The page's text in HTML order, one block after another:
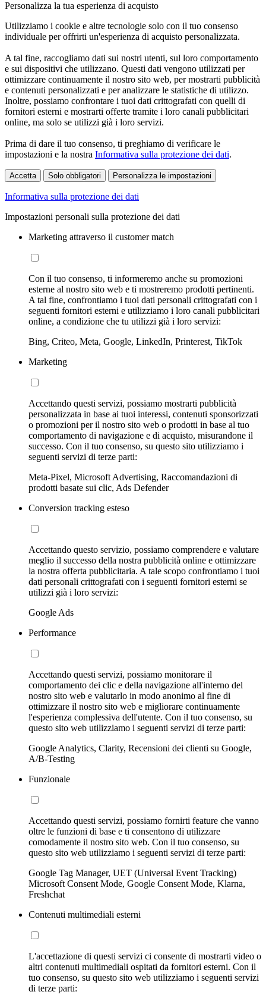
Personalizza la tua esperienza di acquisto
Utilizziamo i cookie e altre tecnologie solo con il tuo consenso
individuale per offrirti un'esperienza di acquisto personalizzata.
A tal fine, raccogliamo dati sui nostri utenti, sul loro comportamento
e sui dispositivi che utilizzano. Questi dati vengono utilizzati per
ottimizzare continuamente il nostro sito web, per mostrarti pubblicità
e contenuti personalizzati e per analizzare le statistiche di utilizzo.
Inoltre, possiamo confrontare i tuoi dati crittografati con quelli di
fornitori esterni e mostrarti offerte tramite i loro canali pubblicitari
online, ma solo se utilizzi già i loro servizi.
Prima di dare il tuo consenso, ti preghiamo di verificare le
impostazioni e la nostra Informativa sulla protezione dei dati.
Accetta Solo obbligatori Personalizza le impostazioni
Informativa sulla protezione dei dati
Impostazioni personali sulla protezione dei dati
Marketing attraverso il customer match
Con il tuo consenso, ti informeremo anche su promozioni
esterne al nostro sito web e ti mostreremo prodotti pertinenti.
A tal fine, confrontiamo i tuoi dati personali crittografati con i
seguenti fornitori esterni e utilizziamo i loro canali pubblicitari
online, a condizione che tu utilizzi già i loro servizi:
Bing, Criteo, Meta, Google, LinkedIn, Printerest, TikTok
Marketing
Accettando questi servizi, possiamo mostrarti pubblicità
personalizzata in base ai tuoi interessi, contenuti sponsorizzati
o promozioni per il nostro sito web o prodotti in base al tuo
comportamento di navigazione e di acquisto, misurandone il
successo. Con il tuo consenso, su questo sito utilizziamo i
seguenti servizi di terze parti:
Meta-Pixel, Microsoft Advertising, Raccomandazioni di
prodotti basate sui clic, Ads Defender
Conversion tracking esteso
Accettando questo servizio, possiamo comprendere e valutare
meglio il successo della nostra pubblicità online e ottimizzare
la nostra offerta pubblicitaria. A tale scopo confrontiamo i tuoi
dati personali crittografati con i seguenti fornitori esterni se
utilizzi già i loro servizi:
Google Ads
Performance
Accettando questi servizi, possiamo monitorare il
comportamento dei clic e della navigazione all'interno del
nostro sito web e valutarlo in modo anonimo al fine di
ottimizzare il nostro sito web e migliorare continuamente
l'esperienza complessiva dell'utente. Con il tuo consenso, su
questo sito web utilizziamo i seguenti servizi di terze parti:
Google Analytics, Clarity, Recensioni dei clienti su Google,
A/B-Testing
Funzionale
Accettando questi servizi, possiamo fornirti feature che vanno
oltre le funzioni di base e ti consentono di utilizzare
comodamente il nostro sito web. Con il tuo consenso, su
questo sito web utilizziamo i seguenti servizi di terze parti:
Google Tag Manager, UET (Universal Event Tracking)
Microsoft Consent Mode, Google Consent Mode, Klarna,
Freshchat
Contenuti multimediali esterni
L'accettazione di questi servizi ci consente di mostrarti video o
altri contenuti multimediali ospitati da fornitori esterni. Con il
tuo consenso, su questo sito web utilizziamo i seguenti servizi
di terze parti: